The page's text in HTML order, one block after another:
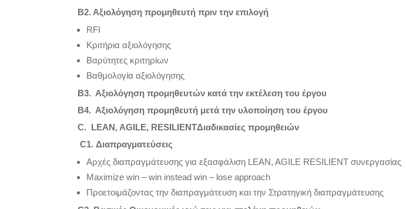
Β2. Αξιολόγηση προμηθευτή πριν την επιλογή
RFI
Κριτήρια αξιολόγησης
Βαρύτητες κριτηρίων
Βαθμολογία αξιολόγησης
Β3. Αξιολόγηση προμηθευτών κατά την εκτέλεση του έργου
Β4. Αξιολόγηση προμηθευτή μετά την υλοποίηση του έργου
C. LEAN, AGILE, RESILIENTΔιαδικασίες προμηθειών
C1. Διαπραγματεύσεις
Αρχές διαπραγμάτευσης για εξασφάλιση LEAN, AGILE RESILIENT συνεργασίας
Μaximize win – win instead win – lose approach
Προετοιμάζοντας την διαπραγμάτευση και την Στρατηγική διαπραγμάτευσης